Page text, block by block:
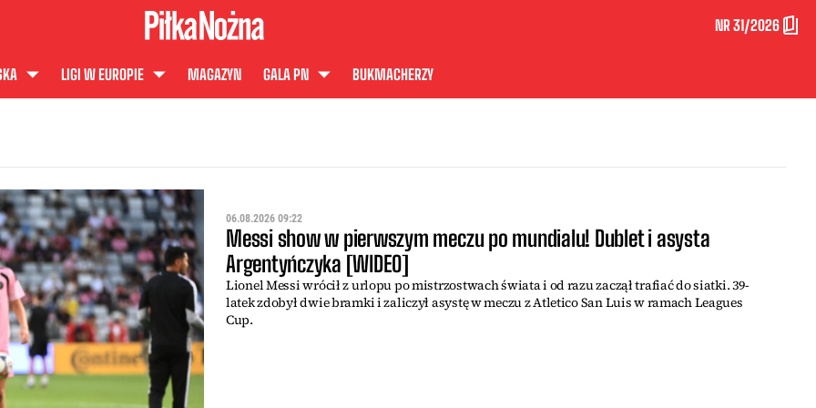
NR 31/2026
LIGI W EUROPIE MAGAZYN GALA PN BUKMACHERZY
06.08.2026 09:22
Messi show w pierwszym meczu po mundialu! Dublet i asysta
Argentyńczyka [WIDEO]
Lionel Messi wrócił z urlopu po mistrzostwach świata i od razu zaczął trafiać do siatki. 39-
latek zdobył dwie bramki i zaliczył asystę w meczu z Atletico San Luis w ramach Leagues
Cup.